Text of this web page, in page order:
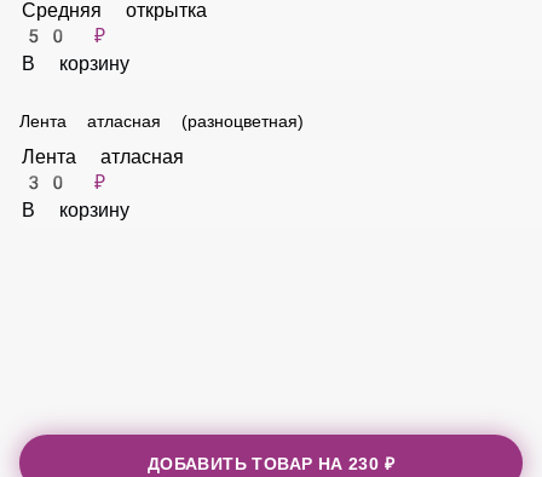
Маленькая открытка
20 ₽
Средняя открытка
50 ₽
В корзину
ДОБАВИТЬ ТОВАР НА230 ₽